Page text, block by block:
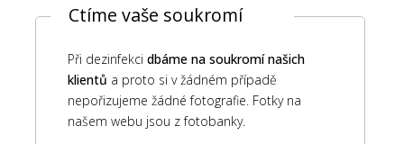
Ctíme vaše soukromí
Při dezinfekci dbáme na soukromí našich
klientů a proto si v žádném případě
nepořizujeme žádné fotografie. Fotky na
našem webu jsou z fotobanky.